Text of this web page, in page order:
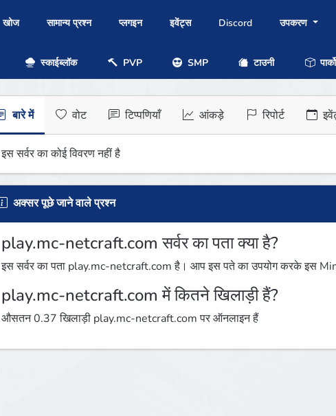
खोज सामान्य प्रश्न प्लगइन इवेंट्स Discord उपकरण
स्काईब्लॉक PVP SMP टाउनी
बारे में वोट टिप्पणियाँ आंकड़े रिपोर्ट
इस सर्वर का कोई विवरण नहीं है
अक्सर पूछे जाने वाले प्रश्न
play.mc-netcraft.com सर्वर का पता क्या है?
इस सर्वर का पता play.mc-netcraft.com है। आप इस पते का उपयोग करके इस
play.mc-netcraft.com में कितने खिलाड़ी हैं?
औसतन 0.37 खिलाड़ी play.mc-netcraft.com पर ऑनलाइन हैं